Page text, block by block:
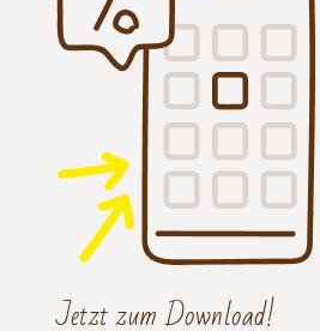
Jetzt zum Download!